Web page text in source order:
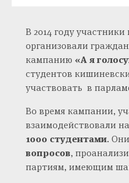
В 2014 году
организовали
кампанию «А я
студентов
участвовать в
Во время кампании,
взаимодействовали
1000 студентами.
вопросов,
партиям, имеющим